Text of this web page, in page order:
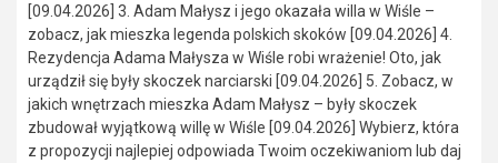
[09.04.2026] 3. Adam Małysz i jego okazała willa w Wiśle –
zobacz, jak mieszka legenda polskich skoków [09.04.2026] 4.
Rezydencja Adama Małysza w Wiśle robi wrażenie! Oto, jak
urządził się były skoczek narciarski [09.04.2026] 5. Zobacz, w
jakich wnętrzach mieszka Adam Małysz – były skoczek
zbudował wyjątkową willę w Wiśle [09.04.2026] Wybierz, która
z propozycji najlepiej odpowiada Twoim oczekiwaniom lub daj